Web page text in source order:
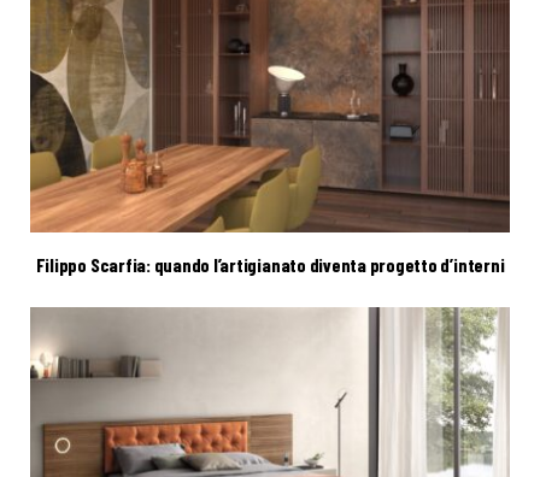
Filippo Scarfia: quando l’artigianato diventa progetto d’interni